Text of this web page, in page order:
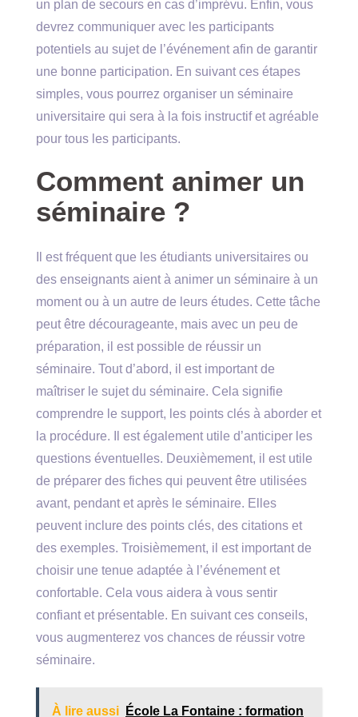
un plan de secours en cas d’imprévu. Enfin, vous
devrez communiquer avec les participants
potentiels au sujet de l’événement afin de garantir
une bonne participation. En suivant ces étapes
simples, vous pourrez organiser un séminaire
universitaire qui sera à la fois instructif et agréable
pour tous les participants.
Comment animer un
séminaire ?
Il est fréquent que les étudiants universitaires ou
des enseignants aient à animer un séminaire à un
moment ou à un autre de leurs études. Cette tâche
peut être décourageante, mais avec un peu de
préparation, il est possible de réussir un
séminaire. Tout d’abord, il est important de
maîtriser le sujet du séminaire. Cela signifie
comprendre le support, les points clés à aborder et
la procédure. Il est également utile d’anticiper les
questions éventuelles. Deuxièmement, il est utile
de préparer des fiches qui peuvent être utilisées
avant, pendant et après le séminaire. Elles
peuvent inclure des points clés, des citations et
des exemples. Troisièmement, il est important de
choisir une tenue adaptée à l’événement et
confortable. Cela vous aidera à vous sentir
confiant et présentable. En suivant ces conseils,
vous augmenterez vos chances de réussir votre
séminaire.
À lire aussi
École La Fontaine : formation